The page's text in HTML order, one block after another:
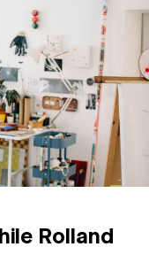
↓
Rolland